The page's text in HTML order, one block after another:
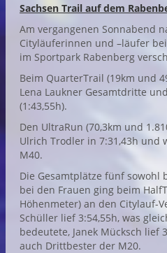
Sachsen Trail auf dem
Am vergangenen Sonnabend
Cityläuferinnen und –läufer
im Sportpark Rabenberg
Beim QuarterTrail (19km und
Lena Laukner Gesamtdritte
(1:43,55h).
Den UltraRun (70,3km und
Ulrich Trodler in 7:31,43h
M40.
Die Gesamtplätze fünf sowohl
bei den Frauen ging beim
Höhenmeter) an den Citylauf-
Schüller lief 3:54,55h, was
bedeutete, Janek Mücksch lief
auch Drittbester der M20.